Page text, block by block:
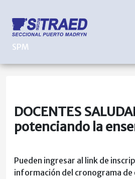
SPM
DOCENTES
potenciando la
Pueden ingresar al link de
información del cronograma de